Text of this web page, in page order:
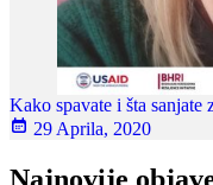
Kako spavate i šta sanjate
29 Aprila, 2020